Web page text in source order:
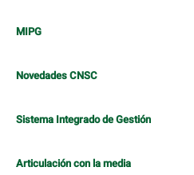
MIPG
Novedades CNSC
Sistema Integrado de Gestión
Articulación con la media